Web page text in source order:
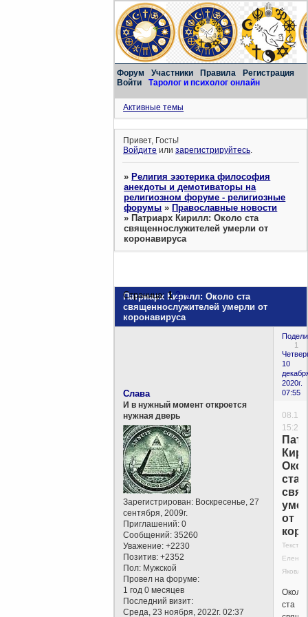
Форум Участники Правила
Регистрация
Войти
Таролог и психолог онлайн
Активные темы
Привет, Гость!
Войдите илизарегистрируйтесь.
»Религия эзотерика философия
анекдоты и демотиваторы на
религиозном форуме - религиозные
форумы »Православные новости
»Патриарх Кирилл: Около ста
священнослужителей умерли от
коронавируса
Патриарх Кирилл: Около ста
священнослужителей умерли от
коронавируса
Страница:1 2 »
1
10
2020г.
07:55
Слава
И в нужный момент откроется
нужная дверь
Зарегистрирован: Воскресенье, 27
сентября, 2009г.
Приглашений: 0
Сообщений: 35260
Уважение: +2230
Позитив: +2352
Пол: Мужской
Провел на форуме:
1 год 0 месяцев
Последний визит:
Среда, 23 ноября, 2022г. 02:37
15:20
ста
от
Текст:
Елена
Около
ста